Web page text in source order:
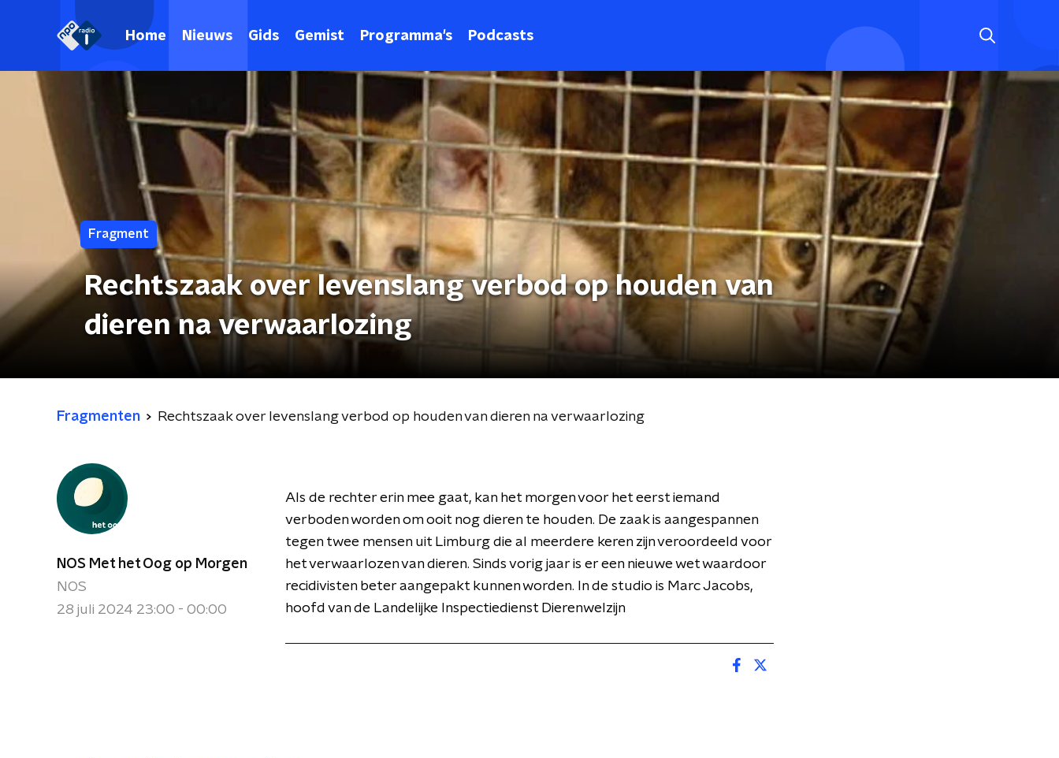
Home Nieuws Gids Gemist Programma's Podcasts
Fragment
Rechtszaak over levenslang verbod op houden van
dieren na verwaarlozing
Fragmenten Rechtszaak over levenslang verbod op houden van dieren na verwaarlozing
NOS Met het Oog op Morgen
NOS
28 juli 2024 23:00 - 00:00
Als de rechter erin mee gaat, kan het morgen voor het eerst iemand
verboden worden om ooit nog dieren te houden. De zaak is aangespannen
tegen twee mensen uit Limburg die al meerdere keren zijn veroordeeld voor
het verwaarlozen van dieren. Sinds vorig jaar is er een nieuwe wet waardoor
recidivisten beter aangepakt kunnen worden. In de studio is Marc Jacobs,
hoofd van de Landelijke Inspectiedienst Dierenwelzijn